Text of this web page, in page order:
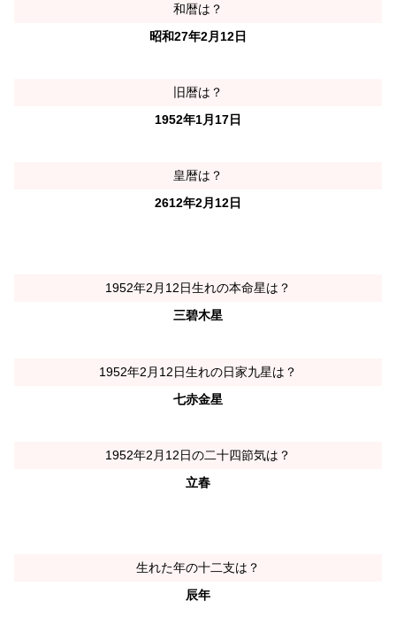
和暦は？
昭和27年2月12日
旧暦は？
1952年1月17日
皇暦は？
2612年2月12日
1952年2月12日生れの本命星は？
三碧木星
1952年2月12日生れの日家九星は？
七赤金星
1952年2月12日の二十四節気は？
立春
生れた年の十二支は？
辰年